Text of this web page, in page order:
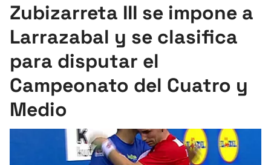
Pelota
Remo
Baloncesto
Ciclismo
Zubizarreta III se impone a
Larrazabal y se clasifica
para disputar el
Campeonato del Cuatro y
Medio